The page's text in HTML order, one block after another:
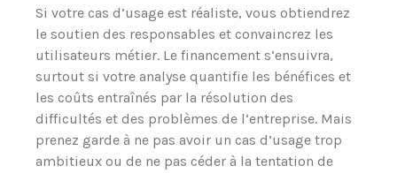
Si votre cas d’usage est réaliste, vous obtiendrez
le soutien des responsables et convaincrez les
utilisateurs métier. Le financement s‘ensuivra,
surtout si votre analyse quantifie les bénéfices et
les coûts entraînés par la résolution des
difficultés et des problèmes de l‘entreprise. Mais
prenez garde à ne pas avoir un cas d’usage trop
ambitieux ou de ne pas céder à la tentation de